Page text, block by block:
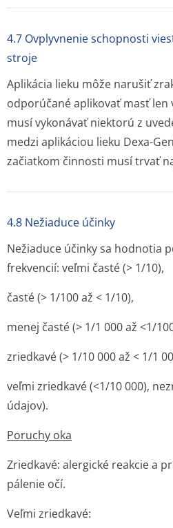
4.7 Ovplyvnenie schopnosti
stroje
Aplikácia lieku môže narušiť
odporúčané aplikovať masť len
musí vykonávať niektorú z
medzi aplikáciou lieku Dexa-
začiatkom činnosti musí trvať
4.8 Nežiaduce účinky
Nežiaduce účinky sa hodnotia
frekvencií: veľmi časté (> 1/10),
časté (> 1/100 až < 1/10),
menej časté (> 1/1 000 až <1/
zriedkavé (> 1/10 000 až < 1/1
veľmi zriedkavé (<1/10 000),
údajov).
Poruchy oka
Zriedkavé: alergické reakcie a
pálenie očí.
Veľmi zriedkavé: